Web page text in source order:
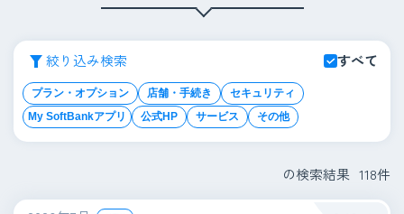
絞り込み検索 すべて
プラン・オプション 店舗・手続き
セキュリティ
My SoftBankアプリ
公式HP サービス その他
の検索結果 118件